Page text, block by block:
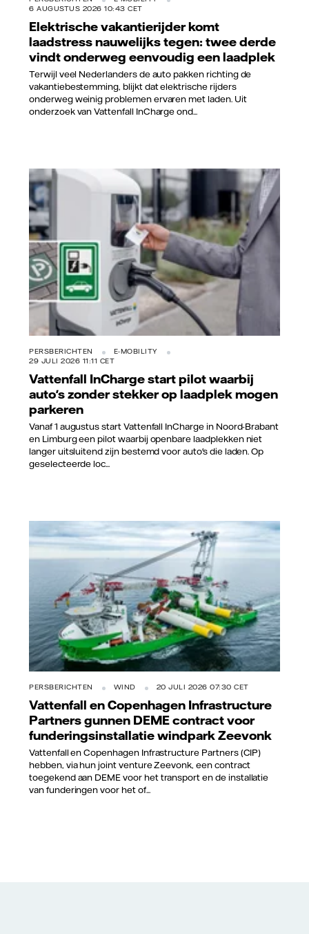
6 AUGUSTUS 2026 10:43 CET
Elektrische vakantierijder komt
laadstress nauwelijks tegen: twee derde
vindt onderweg eenvoudig een laadplek
Terwijl veel Nederlanders de auto pakken richting de
vakantiebestemming, blijkt dat elektrische rijders
onderweg weinig problemen ervaren met laden. Uit
onderzoek van Vattenfall InCharge ond...
Vattenfall/Jorrit Lousberg
PERSBERICHTEN
E-MOBILITY
29 JULI 2026 11:11 CET
Vattenfall InCharge start pilot waarbij
auto's zonder stekker op laadplek mogen
parkeren
Vanaf 1 augustus start Vattenfall InCharge in Noord-Brabant
en Limburg een pilot waarbij openbare laadplekken niet
langer uitsluitend zijn bestemd voor auto's die laden. Op
geselecteerde loc...
PERSBERICHTEN WIND 20 JULI 2026 07:30 CET
Vattenfall en Copenhagen Infrastructure
Partners gunnen DEME contract voor
funderingsinstallatie windpark Zeevonk
Vattenfall en Copenhagen Infrastructure Partners (CIP)
hebben, via hun joint venture Zeevonk, een contract
toegekend aan DEME voor het transport en de installatie
van funderingen voor het of...